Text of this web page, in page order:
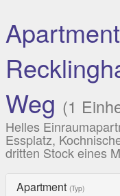
Weg (1
Helles
Essplatz,
dritten Stock eines
Apartment (Typ)